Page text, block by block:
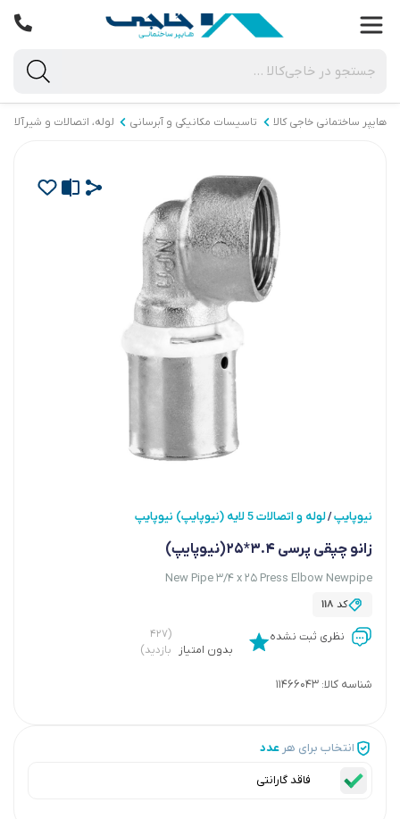
هایپر ساختمانی خاجی‌ کالا تاسیسات مکانیکی و آبرسانی لوله، اتصالات و شیرآلات
نیوپایپ/لوله و اتصالات 5 لایه (نیوپایپ) نیوپایپ
زانو چپقی پرسی 3.4*25(نیوپایپ)
New Pipe 3/4 x 25 Press Elbow Newpipe
کد 118
نظری ثبت نشده
بدون امتیاز
(۴۲۷
بازدید)
شناسه کالا: 11466043
انتخاب برای هر عدد
فاقد گارانتی